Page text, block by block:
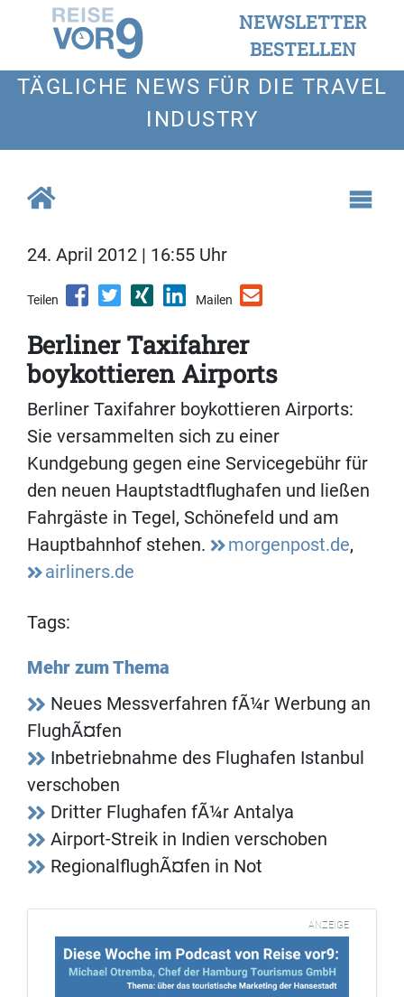
NEWSLETTER
BESTELLEN
TÄGLICHE NEWS FÜR DIE TRAVEL
INDUSTRY
24. April 2012 | 16:55 Uhr
Teilen Mailen
Berliner Taxifahrer
boykottieren Airports
Berliner Taxifahrer boykottieren Airports:
Sie versammelten sich zu einer
Kundgebung gegen eine Servicegebühr für
den neuen Hauptstadtflughafen und ließen
Fahrgäste in Tegel, Schönefeld und am
Hauptbahnhof stehen.
morgenpost.de,
airliners.de
Tags:
Mehr zum Thema
Neues Messverfahren fÃ¼r Werbung an
FlughÃ¤fen
Inbetriebnahme des Flughafen Istanbul
verschoben
Dritter Flughafen fÃ¼r Antalya
Airport-Streik in Indien verschoben
RegionalflughÃ¤fen in Not
ANZEIGE